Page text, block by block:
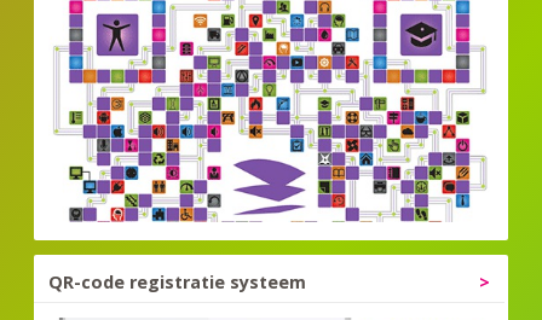
QR-code registratie systeem